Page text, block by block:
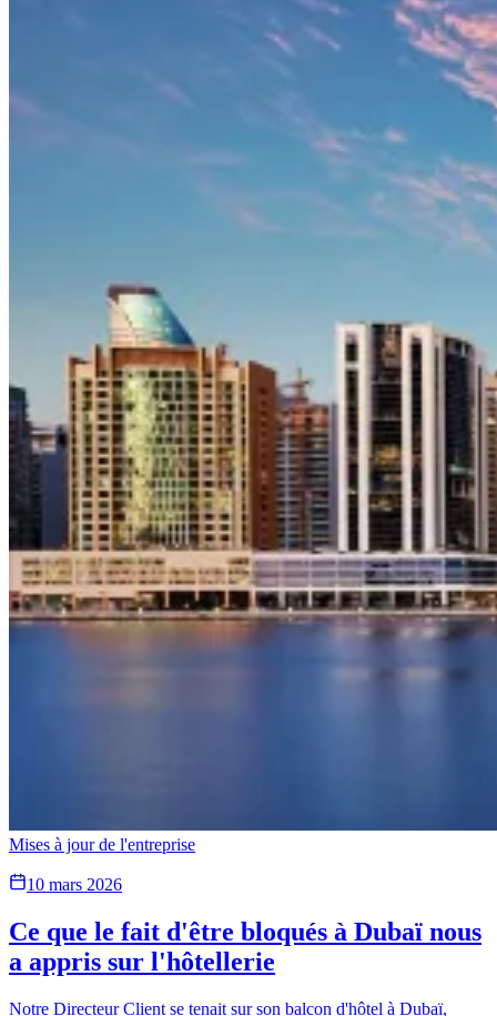
Mises à jour de l'entreprise
10 mars 2026
Ce que le fait d'être bloqués à Dubaï nous
a appris sur l'hôtellerie
Notre Directeur Client se tenait sur son balcon d'hôtel à Dubaï,